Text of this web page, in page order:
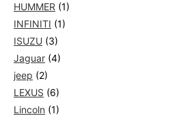
HUMMER (1)
INFINITI (1)
ISUZU (3)
Jaguar (4)
jeep (2)
LEXUS (6)
Lincoln (1)